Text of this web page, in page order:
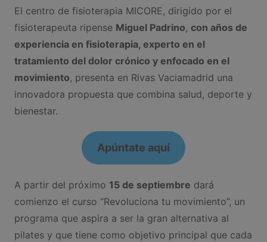
El centro de fisioterapia MICORE, dirigido por el
fisioterapeuta ripense Miguel Padrino, con años de
experiencia en fisioterapia, experto en el
tratamiento del dolor crónico y enfocado en el
movimiento, presenta en Rivas Vaciamadrid una
innovadora propuesta que combina salud, deporte y
bienestar.
Apúntate aquí
A partir del próximo 15 de septiembre dará
comienzo el curso “Revoluciona tu movimiento”, un
programa que aspira a ser la gran alternativa al
pilates y que tiene como objetivo principal que cada